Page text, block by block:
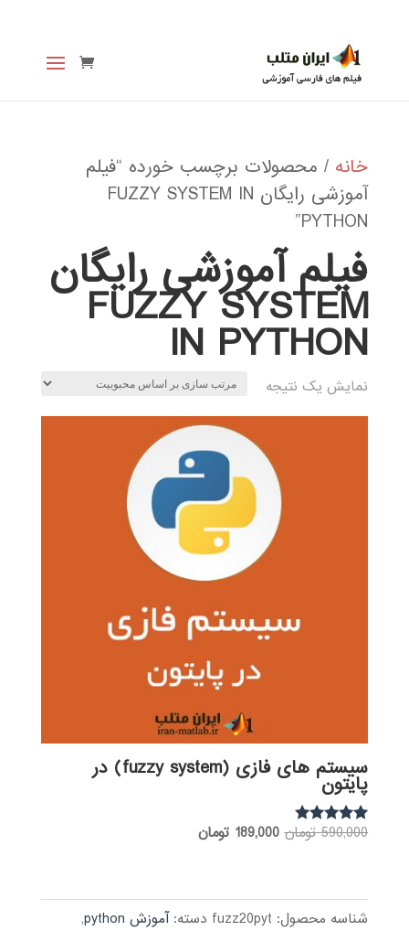
خانه / محصولات برچسب خورده “فیلم
آموزشی رایگان FUZZY SYSTEM IN
PYTHON”
فیلم آموزشی رایگان
FUZZY SYSTEM
IN PYTHON
نمایش یک نتیجه
سیستم های فازی (fuzzy system) در
پایتون
نمره
590,000 تومان قیمت
بود.
189,000 تومانقیمت
شناسه محصول: fuzz20pyt دسته:آموزش python
,